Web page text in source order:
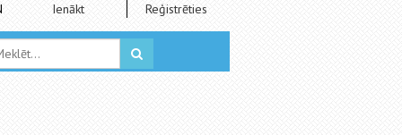
Ienākt Reģistrēties